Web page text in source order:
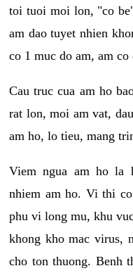
toi tuoi moi lon, "co
am dao tuyet nhien
co 1 muc do am, am co
Cau truc cua am ho
rat lon, moi am vat,
am ho, lo tieu, mang
Viem ngua am ho la
nhiem am ho. Vi thi
phu vi long mu, khu
khong kho mac virus,
cho ton thuong. Benh